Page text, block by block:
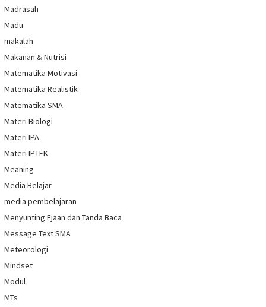
Madrasah
Madu
makalah
Makanan & Nutrisi
Matematika Motivasi
Matematika Realistik
Matematika SMA
Materi Biologi
Materi IPA
Materi IPTEK
Meaning
Media Belajar
media pembelajaran
Menyunting Ejaan dan Tanda Baca
Message Text SMA
Meteorologi
Mindset
Modul
MTs